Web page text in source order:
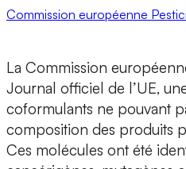
Commission européenne
La Commission
Journal officiel de l’UE,
coformulants ne pouvant
composition des produits
Ces molécules ont été